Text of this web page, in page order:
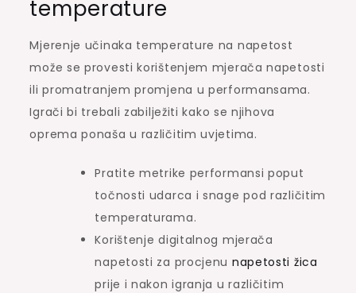
temperature
Mjerenje učinaka temperature na napetost
može se provesti korištenjem mjerača napetosti
ili promatranjem promjena u performansama.
Igrači bi trebali zabilježiti kako se njihova
oprema ponaša u različitim uvjetima.
Pratite metrike performansi poput
točnosti udarca i snage pod različitim
temperaturama.
Korištenje digitalnog mjerača
napetosti za procjenu napetosti žica
prije i nakon igranja u različitim